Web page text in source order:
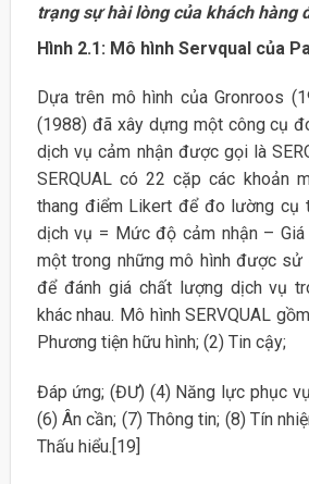
trạng sự hài lòng của khách hàng
Hình 2.1: Mô hình Servqual của
Dựa trên mô hình của Gronroos
(1988) đã xây dựng một công cụ
dịch vụ cảm nhận được gọi là
SERQUAL có 22 cặp các khoản
thang điểm Likert để đo lường cụ
dịch vụ = Mức độ cảm nhận –
một trong những mô hình được sử
để đánh giá chất lượng dịch vụ
khác nhau. Mô hình SERVQUAL
Phương tiện hữu hình; (2) Tin cậy;
Đáp ứng; (ĐƯ) (4) Năng lực phục
(6) Ân cần; (7) Thông tin; (8) Tín
Thấu hiểu.[19]